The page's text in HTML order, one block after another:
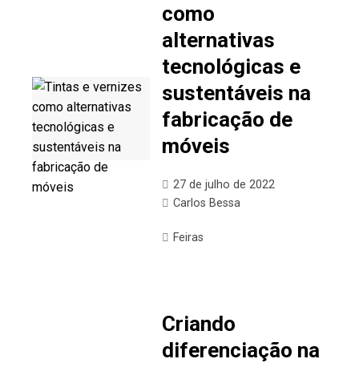
como
alternativas
tecnológicas e
sustentáveis na
fabricação de
móveis
27 de julho de 2022
Carlos Bessa
Feiras
Criando
diferenciação na